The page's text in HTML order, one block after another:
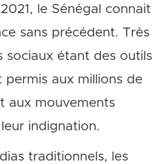
le Sénégal connait
sans précédent. Très
sociaux étant des outils
aux millions de
aux mouvements
indignation.
traditionnels, les